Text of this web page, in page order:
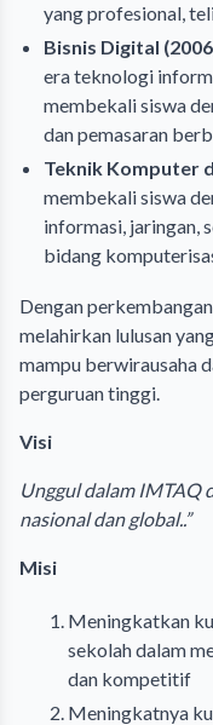
yang profesional,
Bisnis Digital
era teknologi
membekali siswa
dan pemasaran
Teknik Komputer
membekali siswa
informasi, jaringan,
bidang
Dengan
melahirkan lulusan
mampu berwirausaha
perguruan tinggi.
Visi
Unggul dalam IMTAQ
nasional dan global..”
Misi
Meningkatkan
sekolah dalam
dan kompetitif
Meningkatnya